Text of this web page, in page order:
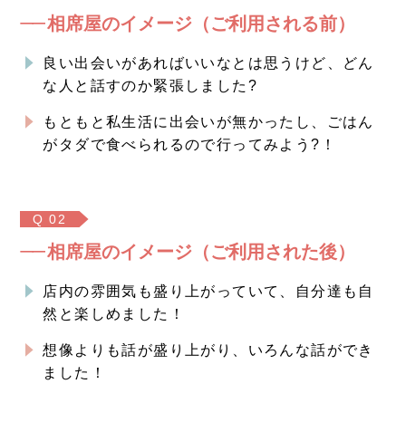
相席屋のイメージ（ご利用される前）
良い出会いがあればいいなとは思うけど、どん
な人と話すのか緊張しました?
もともと私生活に出会いが無かったし、ごはん
がタダで食べられるので行ってみよう?！
Q 02
相席屋のイメージ（ご利用された後）
店内の雰囲気も盛り上がっていて、自分達も自
然と楽しめました！
想像よりも話が盛り上がり、いろんな話ができ
ました！